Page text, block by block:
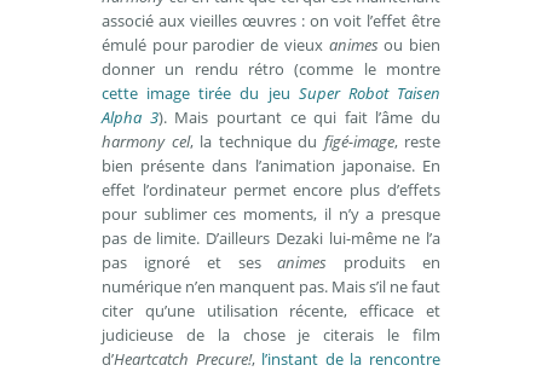
associé aux vieilles œuvres : on voit l’effet être
émulé pour parodier de vieux animes ou bien
donner un rendu rétro (comme le montre
cette image tirée du jeu Super Robot Taisen
Alpha 3). Mais pourtant ce qui fait l’âme du
harmony cel, la technique du figé-image, reste
bien présente dans l’animation japonaise. En
effet l’ordinateur permet encore plus d’effets
pour sublimer ces moments, il n’y a presque
pas de limite. D’ailleurs Dezaki lui-même ne l’a
pas ignoré et sesanimes produits en
numérique n’en manquent pas. Mais s’il ne faut
citer qu’une utilisation récente, efficace et
judicieuse de la chose je citerais le film
d’Heartcatch Precure!, l’instant de la rencontre